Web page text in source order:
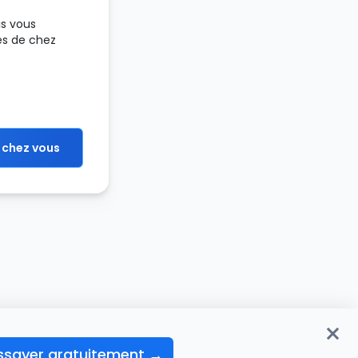
vous
de chez
vous
> F0 gratuitement →